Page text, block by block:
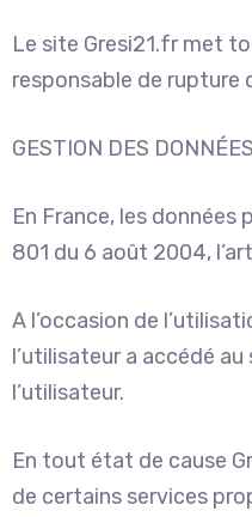
Le site Gresi21.fr met
responsable de rupture
GESTION DES
En France, les
801 du 6 août 2004,
A l’occasion de
l’utilisateur a accédé
l’utilisateur.
En tout état de cause
de certains services